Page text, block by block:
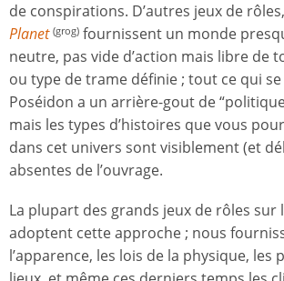
de conspirations. D’autres jeux de
Planet (grog) fournissent un monde
neutre, pas vide d’action mais libre de
ou type de trame définie ; tout ce qui
Poséidon a un arrière-gout de
mais les types d’histoires que vous
dans cet univers sont visiblement (et
absentes de l’ouvrage.
La plupart des grands jeux de rôles sur
adoptent cette approche ; nous
l’apparence, les lois de la physique, les